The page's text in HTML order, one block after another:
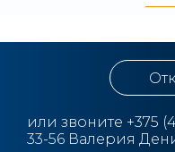
или звоните +375
33-56 Валерия